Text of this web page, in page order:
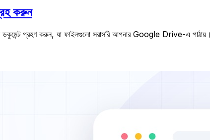
করুন
ডকুমেন্ট গ্রহণ করুন, যা ফাইলগুলো সরাসরি আপনার Google Drive-এ পাঠায়।